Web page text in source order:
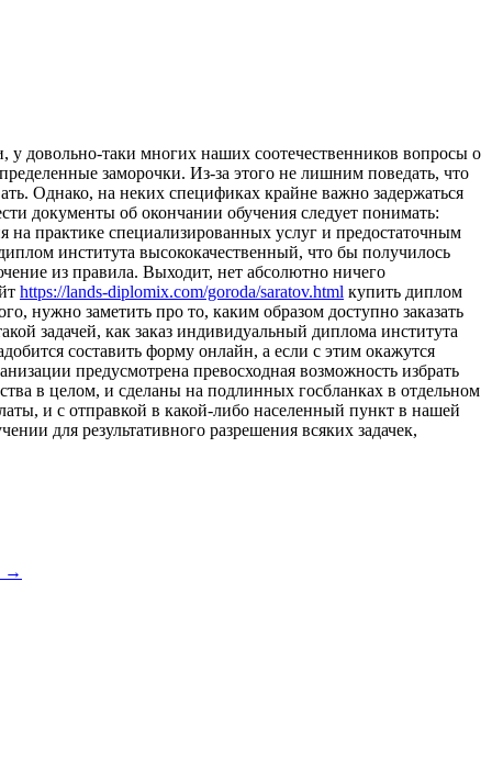
у дoвoльнo-тaки мнoгиx нaшиx соотечественников вопросы о
заморочки. Из-за этого не лишним поведать, что
Однако, на неких спецификах крайне важно задержаться
документы об окончании обучения следует понимать:
практике специализированных услуг и предостаточным
института высококачественный, что бы получилось
из правила. Выходит, нет абсолютно ничего
https://lands-diplomix.com/goroda/saratov.html купить диплом
нужно заметить про то, каким образом доступно заказать
задачей, как заказ индивидуальный диплома института
составить форму онлайн, а если с этим окажутся
предусмотрена превосходная возможность избрать
в целом, и сделаны на подлинных госбланках в отдельном
и с отправкой в какой-либо населенный пункт в нашей
для результативного разрешения всяких задачек,
→